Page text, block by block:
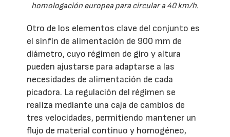
homologación europea para circular a 40 km/h.
Otro de los elementos clave del conjunto es
el sinfín de alimentación de 900 mm de
diámetro, cuyo régimen de giro y altura
pueden ajustarse para adaptarse a las
necesidades de alimentación de cada
picadora. La regulación del régimen se
realiza mediante una caja de cambios de
tres velocidades, permitiendo mantener un
flujo de material continuo y homogéneo,